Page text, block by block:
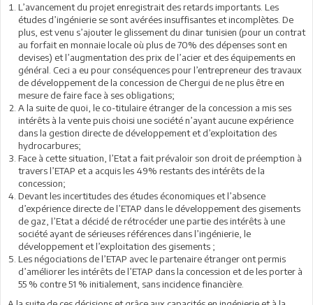
L’avancement du projet enregistrait des retards importants. Les
études d’ingénierie se sont avérées insuffisantes et incomplètes. De
plus, est venu s’ajouter le glissement du dinar tunisien (pour un contrat
au forfait en monnaie locale où plus de 70% des dépenses sont en
devises) et l’augmentation des prix de l’acier et des équipements en
général. Ceci a eu pour conséquences pour l’entrepreneur des travaux
de développement de la concession de Chergui de ne plus être en
mesure de faire face à ses obligations;
A la suite de quoi, le co-titulaire étranger de la concession a mis ses
intérêts à la vente puis choisi une société n’ayant aucune expérience
dans la gestion directe de développement et d’exploitation des
hydrocarbures;
Face à cette situation, l’Etat a fait prévaloir son droit de préemption à
travers l’ETAP et a acquis les 49% restants des intérêts de la
concession;
Devant les incertitudes des études économiques et l’absence
d’expérience directe de l’ETAP dans le développement des gisements
de gaz, l’Etat a décidé de rétrocéder une partie des intérêts à une
société ayant de sérieuses références dans l’ingénierie, le
développement et l’exploitation des gisements ;
Les négociations de l’ETAP avec le partenaire étranger ont permis
d’améliorer les intérêts de l’ETAP dans la concession et de les porter à
55 % contre 51 % initialement, sans incidence financière.